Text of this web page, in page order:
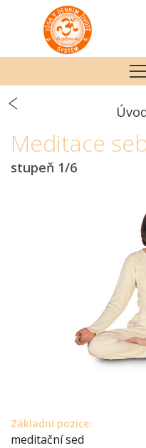
Meditace
stupeň 1/6
Základní pozice:
meditační sed